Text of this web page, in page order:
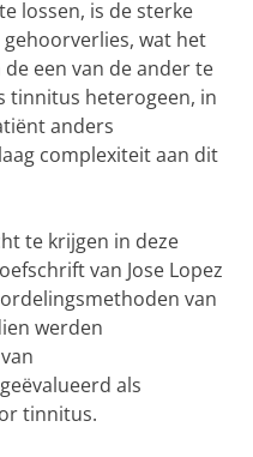
lossen, is de sterke
wat het
een van de ander te
tinnitus heterogeen, in
anders
complexiteit aan dit
te krijgen in deze
van Jose Lopez
van
werden
als
tinnitus.